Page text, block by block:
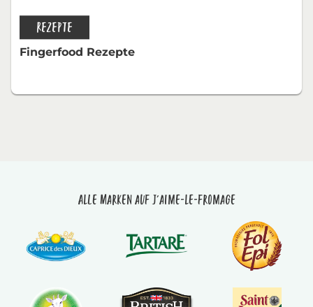
REZEPTE
Fingerfood Rezepte
Alle Marken auf J'aime-le-fromage